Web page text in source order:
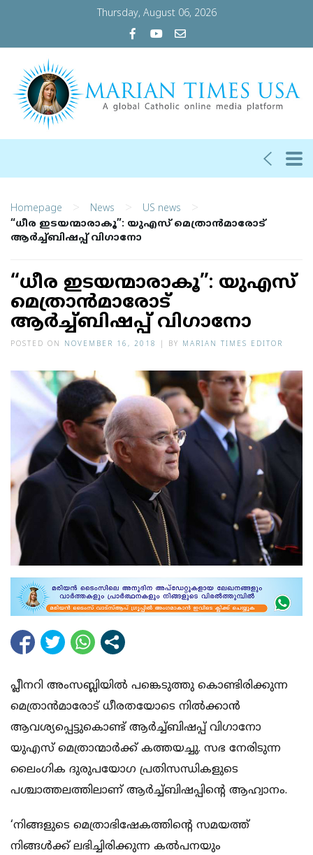
Thursday, August 06, 2026
Homepage > News > US news >
“ധീര ഇടയന്മാരാകൂ”: യുഎസ് മെത്രാന്‍മാരോട്
ആര്‍ച്ച്ബിഷപ്പ് വിഗാനോ
“ധീര ഇടയന്മാരാകൂ”: യുഎസ്
മെത്രാന്‍മാരോട്
ആര്‍ച്ച്ബിഷപ്പ് വിഗാനോ
POSTED ON NOVEMBER 16, 2018 BY MARIAN TIMES EDITOR
പ്ലീനറി അംസബ്ലിയില്‍ പങ്കെടുത്തു കൊണ്ടിരിക്കുന്ന
മെത്രാന്‍മാരോട് ധീരതയോടെ നില്‍ക്കാന്‍
ആവശ്യപ്പെട്ടുകൊണ്ട് ആര്‍ച്ച്ബിഷപ്പ് വിഗാനോ
യുഎസ് മെത്രാന്മാര്‍ക്ക് കത്തയച്ചു. സഭ നേരിടുന്ന
ലൈംഗിക ദുരുപയോഗ പ്രതിസന്ധികളുടെ
പശ്ചാത്തലത്തിലാണ് ആര്‍ച്ച്ബിഷപ്പിന്റെ ആഹ്വാനം.
‘നിങ്ങളുടെ മെത്രാഭിഷേകത്തിന്റെ സമയത്ത്
നിങ്ങള്‍ക്ക് ലഭിച്ചിരിക്കുന്ന കല്‍പനയും